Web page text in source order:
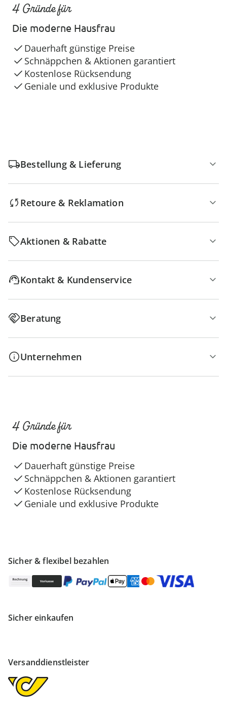
4 Gründe für
Die moderne Hausfrau
Dauerhaft günstige Preise
Schnäppchen & Aktionen garantiert
Kostenlose Rücksendung
Geniale und exklusive Produkte
Bestellung & Lieferung
Retoure & Reklamation
Aktionen & Rabatte
Kontakt & Kundenservice
Beratung
Unternehmen
Sicher & flexibel bezahlen
Sicher einkaufen
Versanddienstleister
4 Gründe für
Die moderne Hausfrau
Dauerhaft günstige Preise
Schnäppchen & Aktionen garantiert
Kostenlose Rücksendung
Geniale und exklusive Produkte